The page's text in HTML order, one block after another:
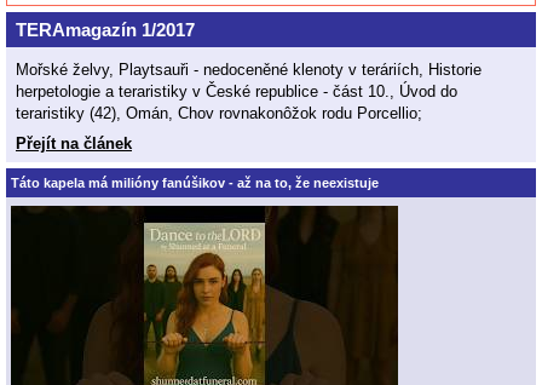
TERAmagazín 1/2017
Mořské želvy, Playtsauři - nedoceněné klenoty v teráriích, Historie
herpetologie a teraristiky v České republice - část 10., Úvod do
teraristiky (42), Omán, Chov rovnakonôžok rodu Porcellio;
Přejít na článek
Táto kapela má milióny fanúšikov - až na to, že neexistuje